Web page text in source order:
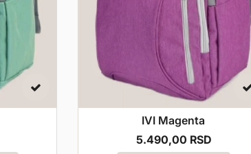
IVI Magenta
5.490,00 RSD